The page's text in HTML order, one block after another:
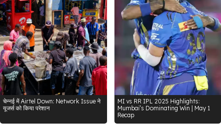
चेन्नई में Airtel Down: Network Issue ने
यूजर्स को किया परेशान
MI vs RR IPL 2025 Highlights:
Mumbai’s Dominating Win | May 1
Recap